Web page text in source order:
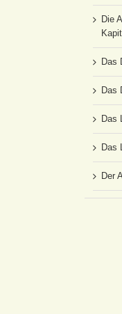
Die
Das
Das
Das
Das
Der